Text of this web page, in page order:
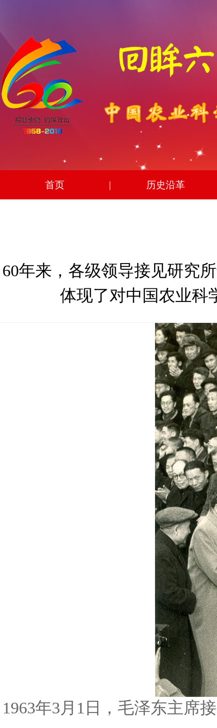
首页 | 历史沿革
60年来，各级领导接见研究
体现了对中国农业科
1963年3月1日，毛泽东主席